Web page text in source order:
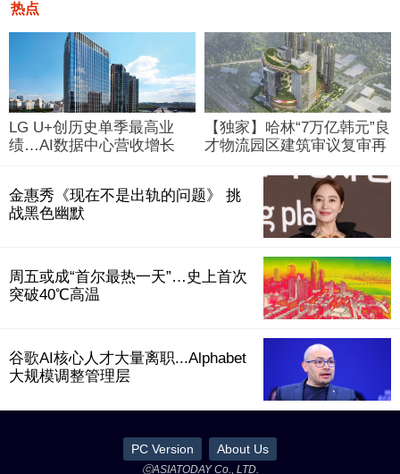
热点
LG U+创历史单季最高业
绩…AI数据中心营收增长
【独家】哈林“7万亿韩元”良
才物流园区建筑审议复审再
金惠秀《现在不是出轨的问题》 挑
战黑色幽默
周五或成“首尔最热一天”…史上首次
突破40℃高温
谷歌AI核心人才大量离职...Alphabet
大规模调整管理层
PC Version About Us
ⓒASIATODAY Co., LTD.